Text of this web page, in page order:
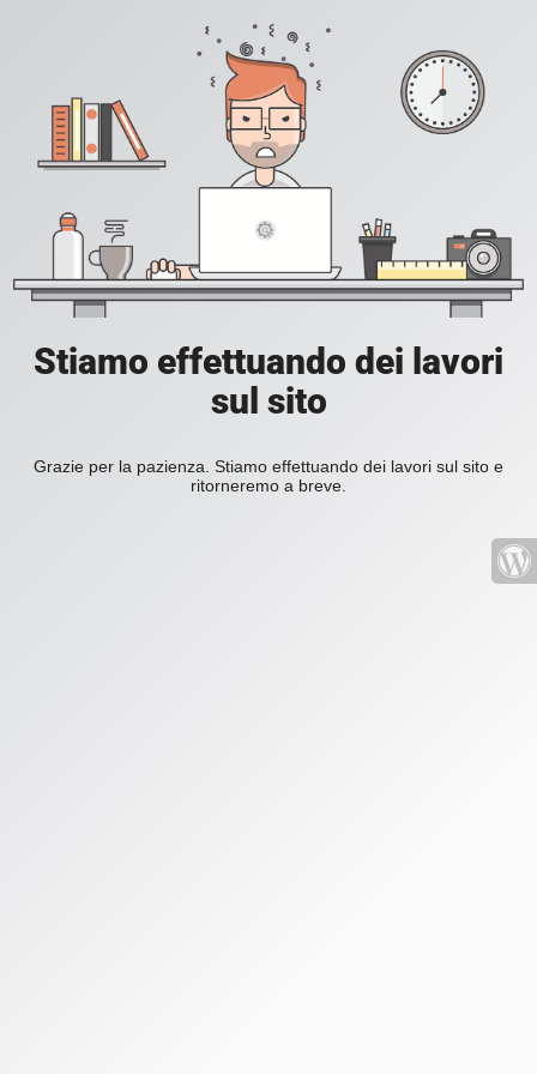
Stiamo effettuando dei lavori
sul sito
Grazie per la pazienza. Stiamo effettuando dei lavori sul sito e
ritorneremo a breve.